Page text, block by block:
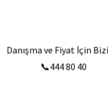
Danışma ve Fiyat İçin
📞444 80 40